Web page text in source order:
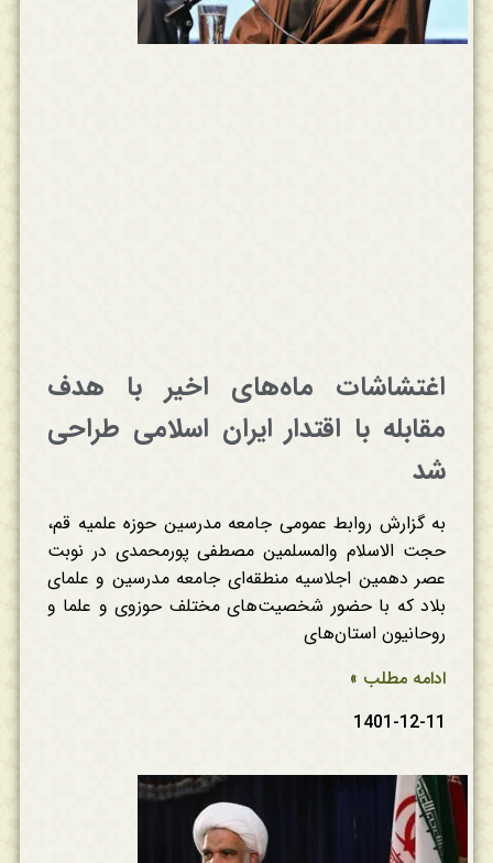
اغتشاشات ماه‌های اخیر با هدف
مقابله با اقتدار ایران اسلامی طراحی
شد
به گزارش روابط عمومی جامعه مدرسین حوزه علمیه قم،
حجت الاسلام والمسلمین مصطفی پورمحمدی در نوبت
عصر دهمین اجلاسیه منطقه‌ای جامعه مدرسین و علمای
بلاد که با حضور شخصیت‌های مختلف حوزوی و علما و
روحانیون استان‌های
ادامه مطلب »
1401-12-11